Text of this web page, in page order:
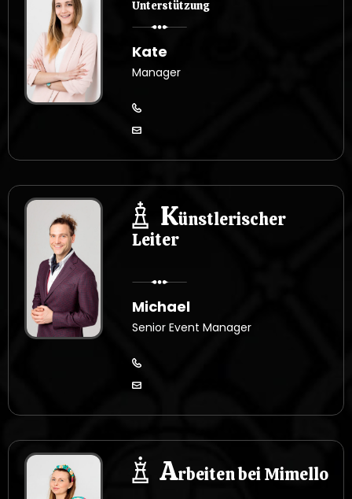
Unterstützung
Kate
Manager
Künstlerischer
Leiter
Michael
Senior Event Manager
Arbeiten bei Mimello